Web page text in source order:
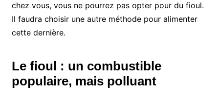
chez vous, vous ne pourrez pas opter pour du fioul.
Il faudra choisir une autre méthode pour alimenter
cette dernière.
Le fioul : un combustible
populaire, mais polluant